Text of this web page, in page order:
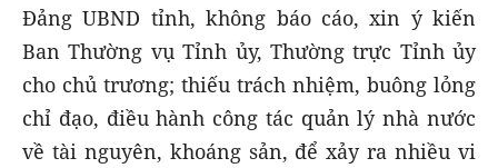
Đảng UBND tỉnh, không báo cáo, xin ý kiến
Ban Thường vụ Tỉnh ủy, Thường trực Tỉnh ủy
cho chủ trương; thiếu trách nhiệm, buông lỏng
chỉ đạo, điều hành công tác quản lý nhà nước
về tài nguyên, khoáng sản, để xảy ra nhiều vi